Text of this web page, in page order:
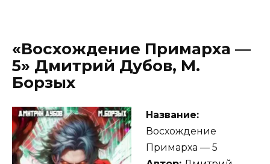
«Восхождение Примарха —
5» Дмитрий Дубов, М.
Борзых
Название:
Восхождение
Примарха — 5